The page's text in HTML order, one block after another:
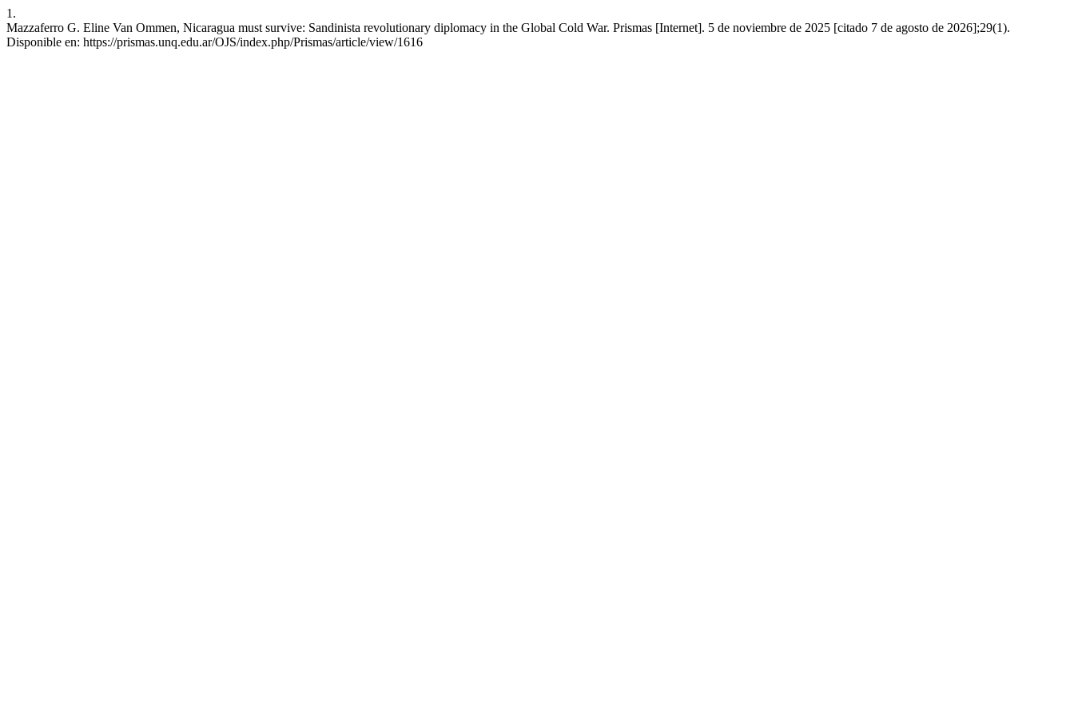
1.
Mazzaferro G. Eline Van Ommen, Nicaragua must survive: Sandinista revolutionary diplomacy in the Global Cold War. Prismas [Internet]. 5 de noviembre de 2025 [citado 7 de agosto de 2026];29(1).
Disponible en: https://prismas.unq.edu.ar/OJS/index.php/Prismas/article/view/1616